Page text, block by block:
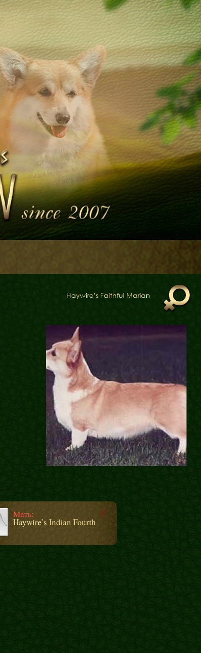
Haywire’s Faithful Marian
Мать:
Haywire’s Indian Fourth
Щенята
Дитяча кімната
Блог
Галереї